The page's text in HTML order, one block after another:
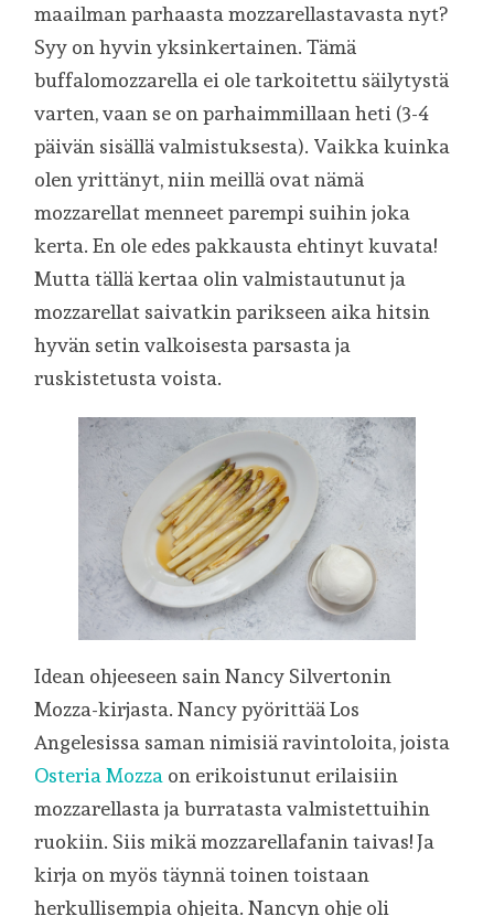
maailman parhaasta mozzarellastavasta nyt?
Syy on hyvin yksinkertainen. Tämä
buffalomozzarella ei ole tarkoitettu säilytystä
varten, vaan se on parhaimmillaan heti (3-4
päivän sisällä valmistuksesta). Vaikka kuinka
olen yrittänyt, niin meillä ovat nämä
mozzarellat menneet parempi suihin joka
kerta. En ole edes pakkausta ehtinyt kuvata!
Mutta tällä kertaa olin valmistautunut ja
mozzarellat saivatkin parikseen aika hitsin
hyvän setin valkoisesta parsasta ja
ruskistetusta voista.
Idean ohjeeseen sain Nancy Silvertonin
Mozza-kirjasta. Nancy pyörittää Los
Angelesissa saman nimisiä ravintoloita, joista
Osteria Mozza on erikoistunut erilaisiin
mozzarellasta ja burratasta valmistettuihin
ruokiin. Siis mikä mozzarellafanin taivas! Ja
kirja on myös täynnä toinen toistaan
herkullisempia ohjeita. Nancyn ohje oli